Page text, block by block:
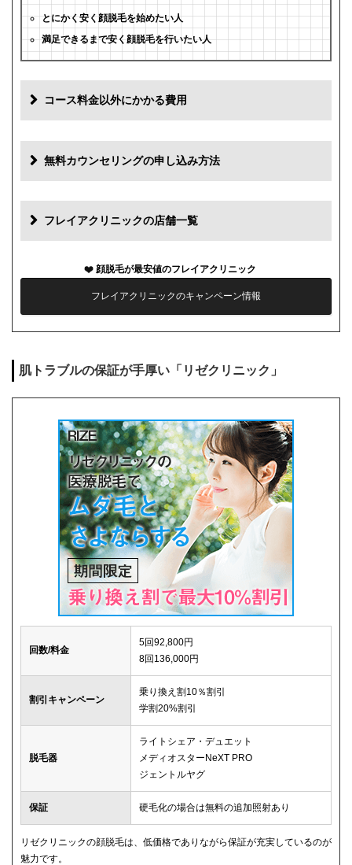
とにかく安く顔脱毛を始めたい人
満足できるまで安く顔脱毛を行いたい人
コース料金以外にかかる費用
初診料 0円
再診料
薬代 0円
シェービング代 0円
キャンセル料 1回まで0円
無料カウンセリングの申し込み方法
フレイアクリニックの店舗一覧
顔脱毛が最安値のフレイアクリニック
フレイアクリニックのキャンペーン情報
肌トラブルの保証が手厚い「リゼクリニック」
回数/料金
5回92,800円
8回136,000円
割引キャンペーン
乗り換え割10％割引
学割20%割引
脱毛器
ライトシェア・デュエット
メディオスターNeXT PRO
ジェントルヤグ
保証 硬毛化の場合は無料の追加照射あり
リゼクリニックの顔脱毛は、低価格でありながら保証が充実しているのが
魅力です。